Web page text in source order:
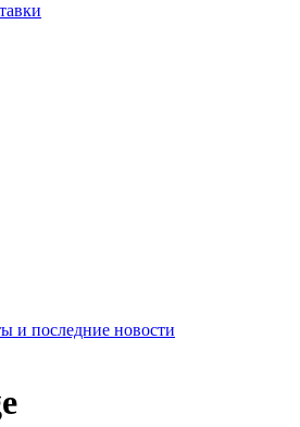
и последние новости